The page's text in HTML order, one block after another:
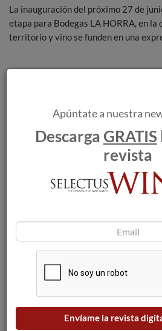
La inauguración del próximo 27 de
etapa para Bodegas LA HORRA, en
territorio y vino se funden en una
Recibe artículos como
bandeja de entrada
Vendimia
Apúntate a nuestra
DescargaGRATIS
revista
Envíame la revista